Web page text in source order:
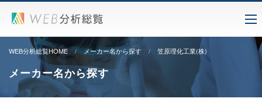
WEB分析総覧HOME メーカー名から探す 笠原理化工業(株)
メーカー名から探す